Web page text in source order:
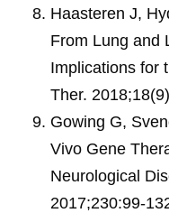
Haasteren J,
From Lung and
Implications for
Ther.
Gowing G,
Vivo Gene
Neurological
2017;230:99-